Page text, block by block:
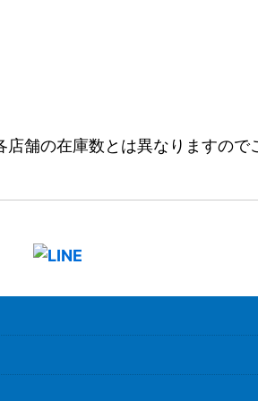
舗の在庫数とは異なりますので